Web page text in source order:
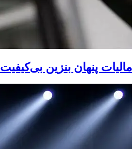
مالیات پنهان بنزین بی‌کیفیت